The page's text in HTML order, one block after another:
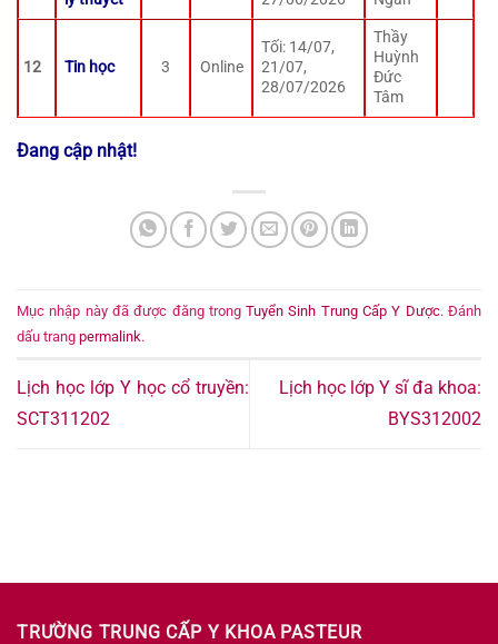
12 Tin học 3 Online
Tối: 14/07,
21/07,
28/07/2026
Thầy
Huỳnh
Đức
Tâm
Đang cập nhật!
Mục nhập này đã được đăng trongTuyển Sinh Trung Cấp Y Dược. Đánh
dấu trang permalink.
Lịch học lớp Y học cổ truyền:
SCT311202
Lịch học lớp Y sĩ đa khoa:
BYS312002
TRƯỜNG TRUNG CẤP Y KHOA PASTEUR